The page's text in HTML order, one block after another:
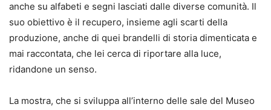
anche su alfabeti e segni lasciati dalle diverse comunità. Il
suo obiettivo è il recupero, insieme agli scarti della
produzione, anche di quei brandelli di storia dimenticata e
mai raccontata, che lei cerca di riportare alla luce,
ridandone un senso.
La mostra, che si sviluppa all’interno delle sale del Museo